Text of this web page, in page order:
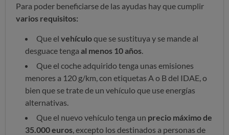
Para poder beneficiarse de las ayudas hay que cumplir
varios requisitos:
Que el vehículoque se sustituya y se mande al
desguace tenga al menos 10 años
Que el coche adquirido tenga unas emisiones
menores a 120 g/km, con etiquetas A o B del IDAE, o
bien que se trate de un vehículo que use energías
alternativas.
Que el nuevo vehículo tenga un precio máximo de
35.000 euros , excepto los destinados a personas de